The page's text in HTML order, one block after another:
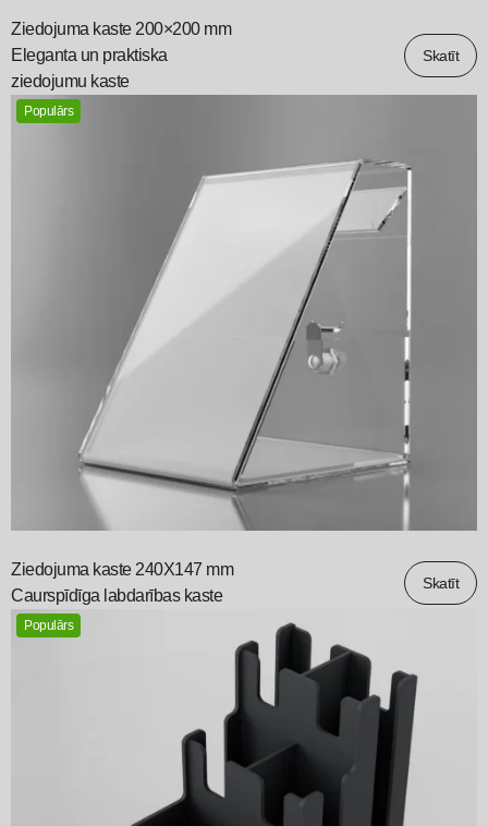
Ziedojuma kaste 200×200 mm
Eleganta un praktiska
ziedojumu kaste
Skatīt
Populārs
Ziedojuma kaste 240X147 mm
Caurspīdīga labdarības kaste
Skatīt
Populārs